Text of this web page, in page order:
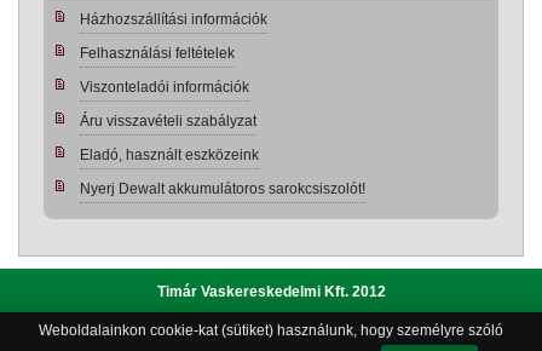
Weboldalainkon cookie-kat (sütiket) használunk, hogy személyre szóló
Házhozszállítási információk
Felhasználási feltételek
Viszonteladói információk
Áru visszavételi szabályzat
Eladó, használt eszközeink
Nyerj Dewalt akkumulátoros sarokcsiszolót!
Timár Vaskereskedelmi Kft. 2012
Adatvédelmi szabályzat|Bemutatkozás|Impresszum|